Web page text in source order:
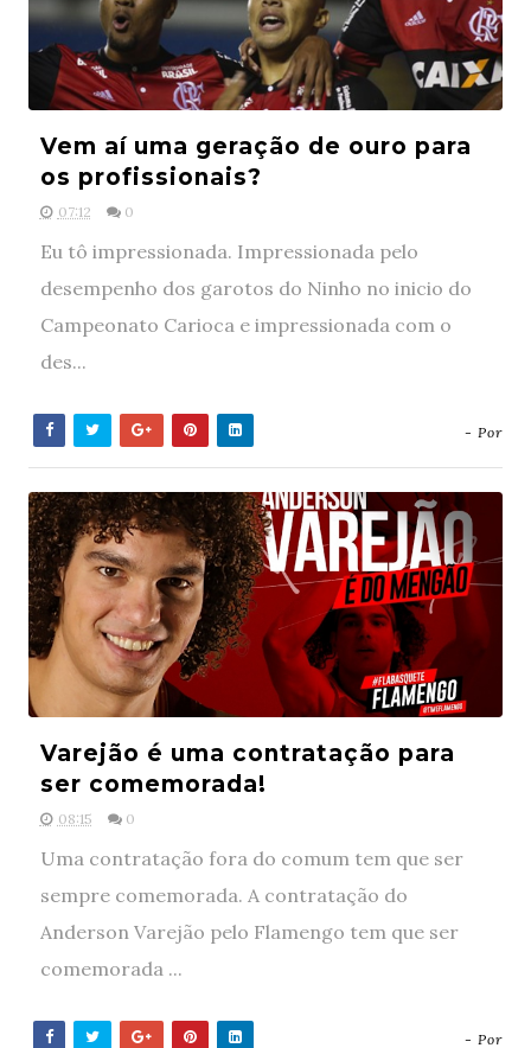
Vem aí uma geração de ouro para
os profissionais?
07:12 0
Eu tô impressionada. Impressionada pelo
desempenho dos garotos do Ninho no inicio do
Campeonato Carioca e impressionada com o
des...
- Por
Varejão é uma contratação para
ser comemorada!
08:15 0
Uma contratação fora do comum tem que ser
sempre comemorada. A contratação do
Anderson Varejão pelo Flamengo tem que ser
comemorada ...
- Por